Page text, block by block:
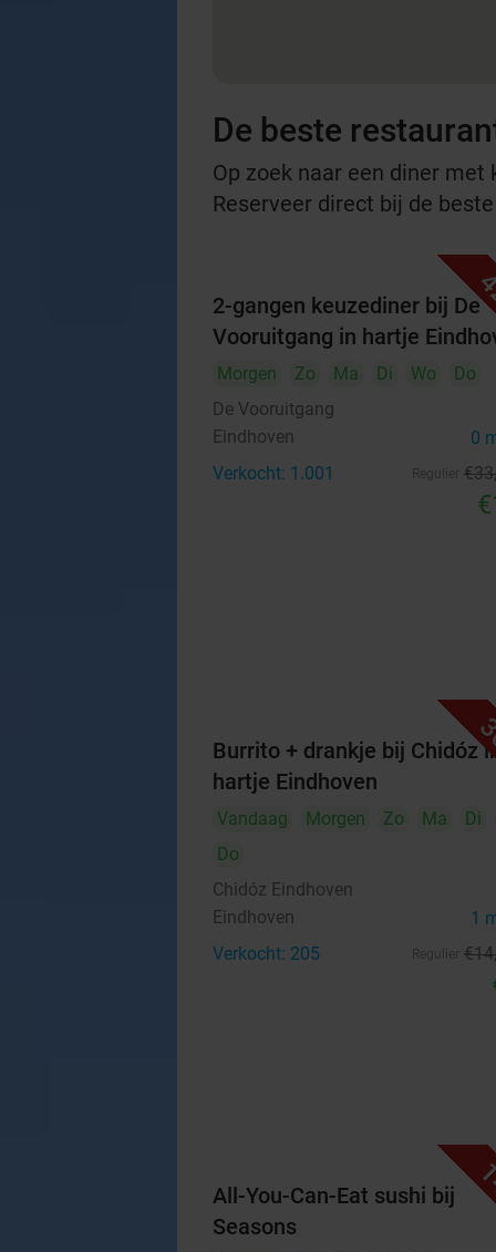
De beste
Op zoek naar een diner
Reserveer direct bij de
2-gangen keuzediner bij De
Vooruitgang in hartje
Morgen Zo Ma Di Wo
Do
De Vooruitgang
Eindhoven 0
Verkocht: 1.001 €33
Burrito + drankje bij Chidóz
hartje Eindhoven
Vandaag Morgen Zo Ma Di
Do
Chidóz Eindhoven
Eindhoven 1
Verkocht: 205 €14
All-You-Can-Eat sushi bij
Seasons